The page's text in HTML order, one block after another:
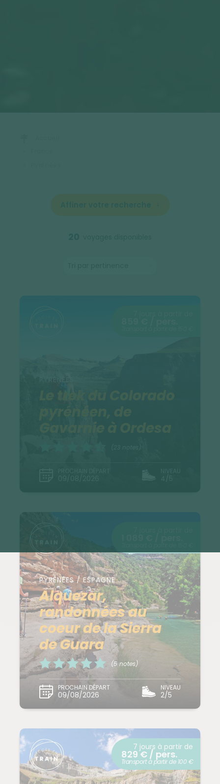
PYRÉNÉES / ESPAGNE
Alquezar,
randonnées au
coeur de la Sierra
de Guara
(5 notes)
PROCHAIN DÉPART
09/08/2026
NIVEAU
2/5
7 jours à partir de
829 € / pers.
Transport à partir de 100 €